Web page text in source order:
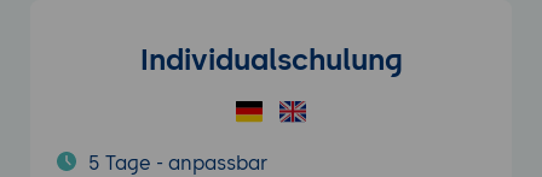
Individualschulung
5 Tage - anpassbar